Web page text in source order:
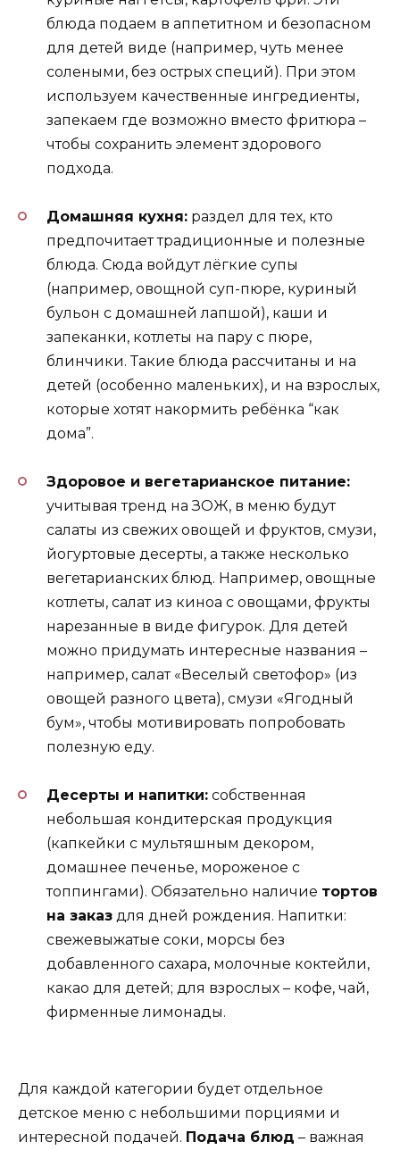
блюда подаем в аппетитном и безопасном
для детей виде (например, чуть менее
солеными, без острых специй). При этом
используем качественные ингредиенты,
запекаем где возможно вместо фритюра –
чтобы сохранить элемент здорового
подхода.
Домашняя кухня: раздел для тех, кто
предпочитает традиционные и полезные
блюда. Сюда войдут лёгкие супы
(например, овощной суп-пюре, куриный
бульон с домашней лапшой), каши и
запеканки, котлеты на пару с пюре,
блинчики. Такие блюда рассчитаны и на
детей (особенно маленьких), и на взрослых,
которые хотят накормить ребёнка “как
дома”.
Здоровое и вегетарианское питание:
учитывая тренд на ЗОЖ, в меню будут
салаты из свежих овощей и фруктов, смузи,
йогуртовые десерты, а также несколько
вегетарианских блюд. Например, овощные
котлеты, салат из киноа с овощами, фрукты
нарезанные в виде фигурок. Для детей
можно придумать интересные названия –
например, салат «Веселый светофор» (из
овощей разного цвета), смузи «Ягодный
бум», чтобы мотивировать попробовать
полезную еду.
Десерты и напитки: собственная
небольшая кондитерская продукция
(капкейки с мультяшным декором,
домашнее печенье, мороженое с
топпингами). Обязательно наличие тортов
на заказ для дней рождения. Напитки:
свежевыжатые соки, морсы без
добавленного сахара, молочные коктейли,
какао для детей; для взрослых – кофе, чай,
фирменные лимонады.
Для каждой категории будет отдельное
детское меню с небольшими порциями и
интересной подачей. Подача блюд – важная